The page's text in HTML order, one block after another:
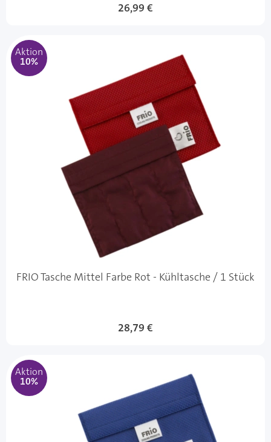
Sonderangebot
26,99 €
Aktion
10%
FRIO Tasche Mittel Farbe Rot - Kühltasche / 1 Stück
Sonderangebot
28,79 €
Aktion
10%